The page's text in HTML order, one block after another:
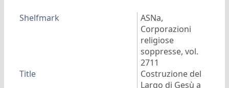
Shelfmark
ASNa,
Corporazioni
religiose
soppresse, vol.
2711
Title
Costruzione del
Largo di Gesù a